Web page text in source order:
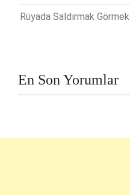
Rüyada Saldırmak Görmek
En Son Yorumlar